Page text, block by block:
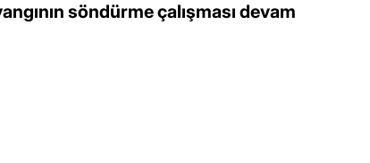
söndürme çalışması devam